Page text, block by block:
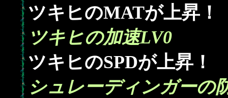
ツキヒのMATが上昇！
ツキヒの加速LV0
ツキヒのSPDが上昇！
シュレーディンガーの